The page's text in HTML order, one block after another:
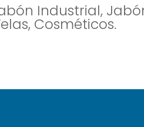
Industrial,
Cosméticos.